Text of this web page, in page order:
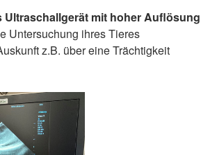
Ultraschallgerät mit hoher Auflösung
ihres Tieres
z.B. über eine Trächtigkeit